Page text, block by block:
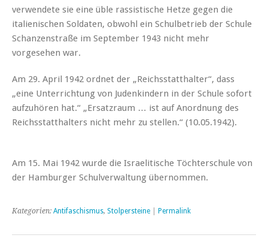
verwendete sie eine üble rassistische Hetze gegen die
italienischen Soldaten, obwohl ein Schulbetrieb der Schule
Schanzenstraße im September 1943 nicht mehr
vorgesehen war.
Am 29. April 1942 ordnet der „Reichsstatthalter“, dass
„eine Unterrichtung von Judenkindern in der Schule sofort
aufzuhören hat.“ „Ersatzraum … ist auf Anordnung des
Reichsstatthalters nicht mehr zu stellen.“ (10.05.1942).
Am 15. Mai 1942 wurde die Israelitische Töchterschule von
der Hamburger Schulverwaltung übernommen.
Kategorien: Antifaschismus, Stolpersteine Permalink